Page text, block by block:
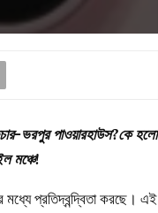
ভরপুর পাওয়ারহাউস?কে হলো
মঞ্চে!
প্রতিদ্বন্দ্বিতা করছে। এই